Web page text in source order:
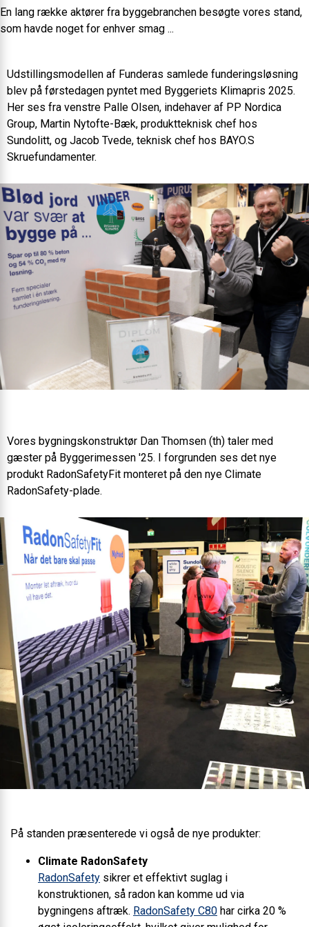
En lang række aktører fra byggebranchen besøgte vores stand,
som havde noget for enhver smag ...
Udstillingsmodellen af Funderas samlede funderingsløsning
blev på førstedagen pyntet med Byggeriets Klimapris 2025.
Her ses fra venstre Palle Olsen, indehaver af PP Nordica
Group, Martin Nytofte-Bæk, produktteknisk chef hos
Sundolitt, og Jacob Tvede, teknisk chef hos BAYO.S
Skruefundamenter.
Vores bygningskonstruktør Dan Thomsen (th) taler med
gæster på Byggerimessen '25. I forgrunden ses det nye
produkt RadonSafetyFit monteret på den nye Climate
RadonSafety-plade.
På standen præsenterede vi også de nye produkter:
Climate RadonSafety
RadonSafety sikrer et effektivt suglag i
konstruktionen, så radon kan komme ud via
bygningens aftræk. RadonSafety C80 har cirka 20 %